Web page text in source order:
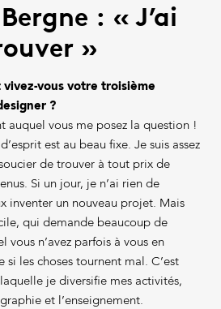
: « J’ai
»
vivez-vous votre troisième
?
auquel vous me posez la question !
est au beau fixe. Je suis assez
de trouver à tout prix de
Si un jour, je n’ai rien de
inventer un nouveau projet. Mais
qui demande beaucoup de
vous n’avez parfois à vous en
si les choses tournent mal. C’est
je diversifie mes activités,
et l’enseignement.